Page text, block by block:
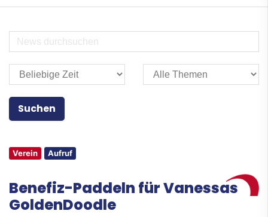
Verein Aufruf
Benefiz-Paddeln für Vanessas
GoldenDoodle